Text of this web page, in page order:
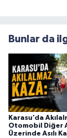
Bunlar da
Karasu’da
Otomobil Diğer
Üzerinde Asılı